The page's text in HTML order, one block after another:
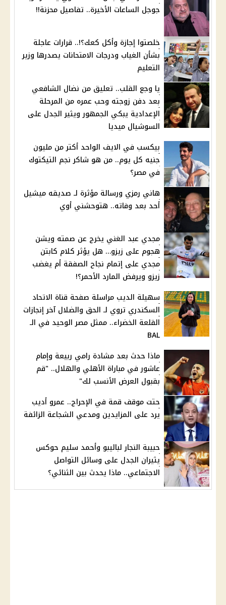
جوجل الساعات الأخيرة.. تفاصيل محزنة!!
خلصتوا إجازة وأكل كعك؟!.. قرارات عاجلة
بشأن الغياب ودرجات الامتحانات يصدرها وزير
التعليم
يا وجع القلب.. تعليق من نضال الشافعي
بعد دفن زوجته وحب عمره من المرحلة
الإعدادية يبكي الجمهور ويثير الجدل على
السوشيال ميديا
بيكسب في الايف الواحد أكتر من مليون
جنيه كل يوم.. من هو شاكر نجم التيكتوك
في مصر؟
هاني رمزي ورسالة مؤثرة لـ صديقه ميشيل
أحد بعد وفاته.. هتوحشني أوي
مجدي عبد الغني يخرج عن صمته ويشن
هجوم على زيزو… هل يؤثر كلام كابتن
مجدي على إتمام نجاح الصفقة أم يغضب
زيزو ويرفض المارد الأحمر؟!
سهيلة الديب مراسلة صفحة قناة الاتحاد
السكندري تروي لـ الحق والضلال آخر إنجازات
القلعة الخضراء.. ممثل مصر الوحيد في الـ
BAL
ماذا حدث بعد مشادة رامي ربيعة وإمام
عاشور في مباراة الأهلي والهلال.. "قم
بقبول العرض الأنسب لك"
حتت موقف قمة في الإحراج.. عمرو أديب
يرد على المزايدين ومدعي الشجاعة الزائفة
حبيبة النجار لباليبو وأحمد سليم حوكس
يثيران الجدل على وسائل التواصل
الاجتماعي.. ماذا يحدث بين الثنائي؟